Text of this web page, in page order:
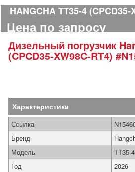
HANGCHA TT35-4 (CPCD35-
Цена по запросу
Дизельный погрузчик
(CPCD35-XW98C-RT4)
Характеристики
Ссылка
Бренд
Модель
TT35-
Год
2026